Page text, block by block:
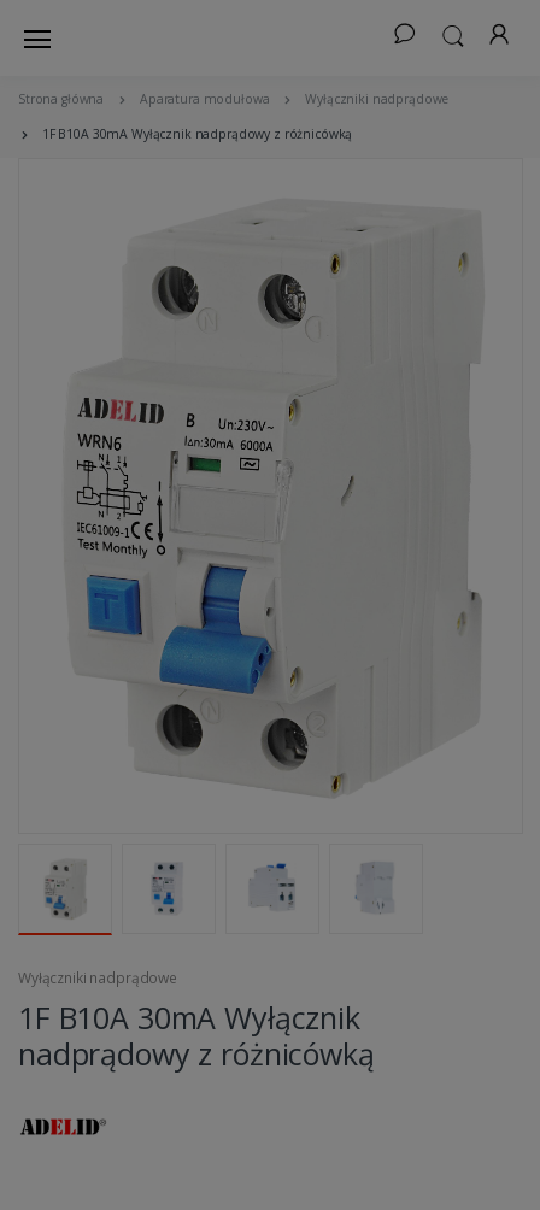
Strona główna Aparatura modułowa Wyłączniki nadprądowe
1F B10A 30mA Wyłącznik nadprądowy z różnicówką
Wyłączniki nadprądowe
1F B10A 30mA Wyłącznik
nadprądowy z różnicówką